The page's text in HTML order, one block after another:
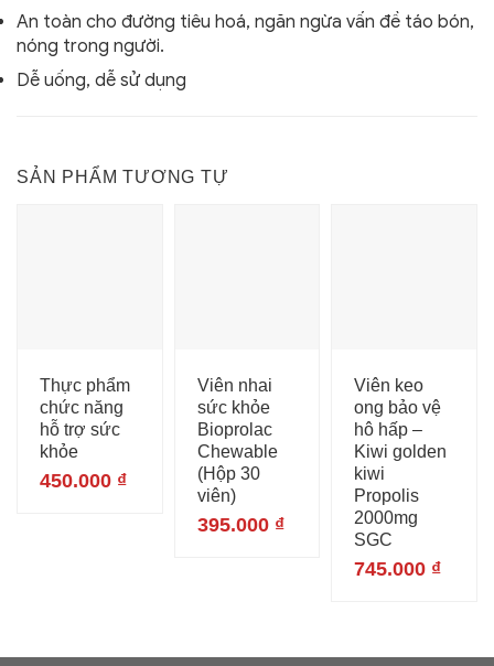
An toàn cho đường tiêu hoá, ngăn ngừa vấn đề táo bón,
nóng trong người.
Dễ uống, dễ sử dụng
SẢN PHẨM TƯƠNG TỰ
Thực phẩm
chức năng
hỗ trợ sức
khỏe
450.000 ₫
Viên nhai
sức khỏe
Bioprolac
Chewable
(Hộp 30
viên)
395.000 ₫
Viên keo
ong bảo vệ
hô hấp –
Kiwi golden
kiwi
Propolis
2000mg
SGC
745.000 ₫